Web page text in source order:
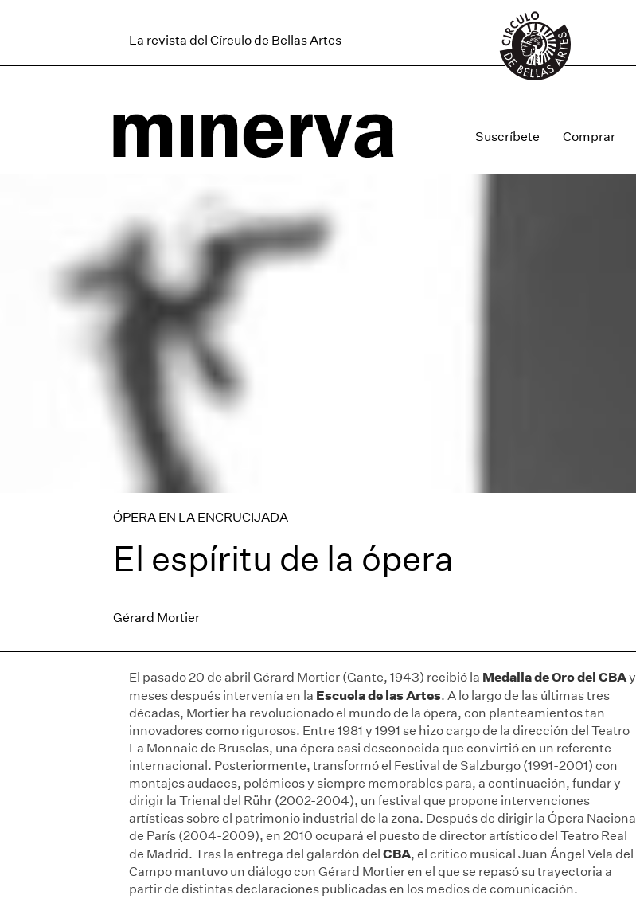
La revista del Círculo de Bellas Artes
Suscríbete Comprar
ÓPERA EN LA ENCRUCIJADA
El espíritu de la ópera
Gérard Mortier
El pasado 20 de abril Gérard Mortier (Gante, 1943) recibió la Medalla de Oro del CBAy
meses después intervenía en la Escuela de las Artes. A lo largo de las últimas tres
décadas, Mortier ha revolucionado el mundo de la ópera, con planteamientos tan
innovadores como rigurosos. Entre 1981 y 1991 se hizo cargo de la dirección del Teatro
La Monnaie de Bruselas, una ópera casi desconocida que convirtió en un referente
internacional. Posteriormente, transformó el Festival de Salzburgo (1991-2001) con
montajes audaces, polémicos y siempre memorables para, a continuación, fundar y
dirigir la Trienal del Rühr (2002-2004), un festival que propone intervenciones
artísticas sobre el patrimonio industrial de la zona. Después de dirigir la Ópera Nacional
de París (2004-2009), en 2010 ocupará el puesto de director artístico del Teatro Real
de Madrid. Tras la entrega del galardón del CBA, el crítico musical Juan Ángel Vela del
Campo mantuvo un diálogo con Gérard Mortier en el que se repasó su trayectoria a
partir de distintas declaraciones publicadas en los medios de comunicación.